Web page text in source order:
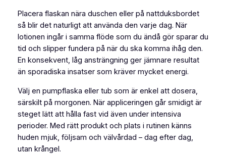
Placera flaskan nära duschen eller på nattduksbordet
så blir det naturligt att använda den varje dag. När
lotionen ingår i samma flöde som du ändå gör sparar du
tid och slipper fundera på när du ska komma ihåg den.
En konsekvent, låg ansträngning ger jämnare resultat
än sporadiska insatser som kräver mycket energi.
Välj en pumpflaska eller tub som är enkel att dosera,
särskilt på morgonen. När appliceringen går smidigt är
steget lätt att hålla fast vid även under intensiva
perioder. Med rätt produkt och plats i rutinen känns
huden mjuk, följsam och välvårdad – dag efter dag,
utan krångel.